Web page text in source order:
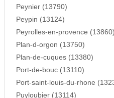
Peynier (13790)
Peypin (13124)
Peyrolles-en-provence (13860)
Plan-d-orgon (13750)
Plan-de-cuques (13380)
Port-de-bouc (13110)
Port-saint-louis-du-rhone
Puyloubier (13114)